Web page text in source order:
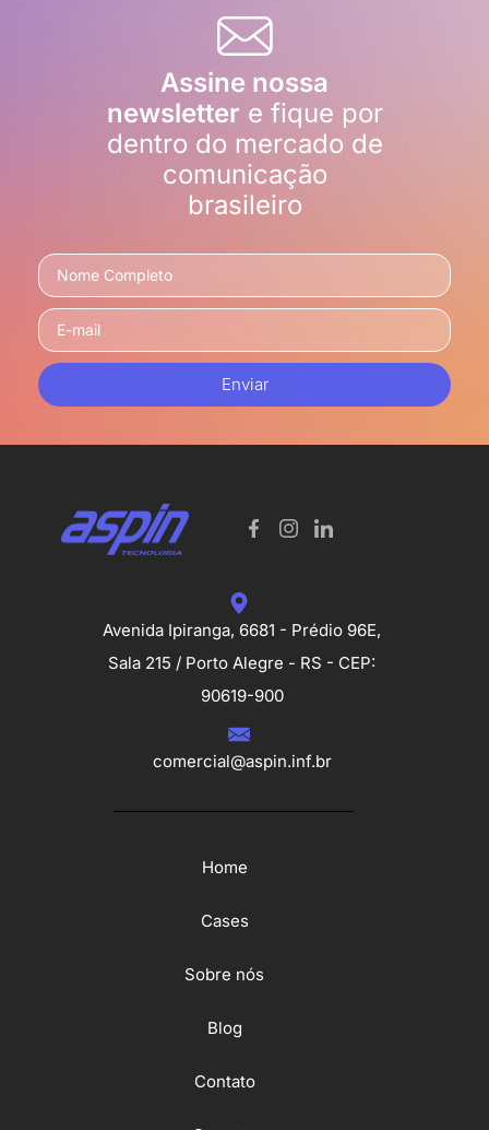
Assine nossa
newsletter e fique por
dentro do mercado de
comunicação
brasileiro
Enviar
Avenida Ipiranga, 6681 - Prédio 96E,
Sala 215 / Porto Alegre - RS - CEP:
90619-900
comercial@aspin.inf.br
Home
Cases
Sobre nós
Blog
Contato